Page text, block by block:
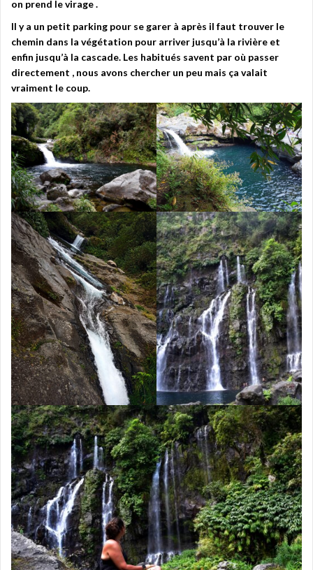
on prend le virage .
Il y a un petit parking pour se garer à après il faut trouver le
chemin dans la végétation pour arriver jusqu’à la rivière et
enfin jusqu’à la cascade. Les habitués savent par où passer
directement , nous avons chercher un peu mais ça valait
vraiment le coup.